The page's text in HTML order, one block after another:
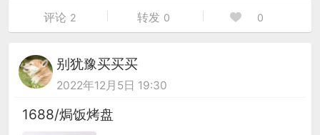
评论 2 转发 0 0
别犹豫买买买
2022年12月5日 19:30
1688/焗饭烤盘